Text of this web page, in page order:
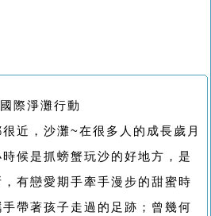
際淨灘行動
近，沙灘~在很多人的成長歲月
候是抓螃蟹玩沙的好地方，是
有戀愛期手牽手漫步的甜蜜時
帶著孩子走過的足跡；曾幾何